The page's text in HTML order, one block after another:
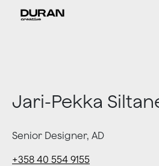
Jari-Pekka
Senior Designer, AD
+358 40 554 9155